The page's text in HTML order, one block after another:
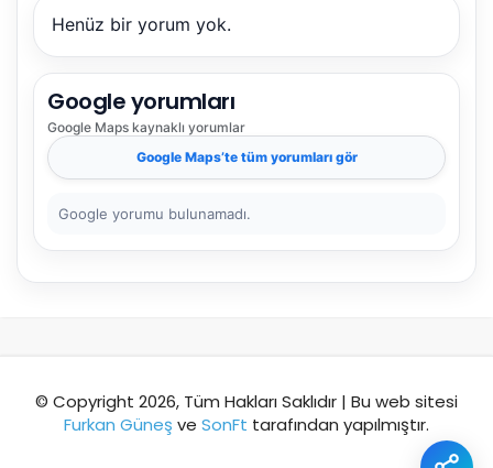
Henüz bir yorum yok.
Google yorumları
Google Maps kaynaklı yorumlar
Google Maps’te tüm yorumları gör
Google yorumu bulunamadı.
© Copyright 2026, Tüm Hakları Saklıdır | Bu web sitesi
Furkan Güneş ve SonFt tarafından yapılmıştır.
Şehir / ilçe
⭐ Popüler ✨ İlk kez gelen
🚶 Yürüyüş
Akıllı rota öner